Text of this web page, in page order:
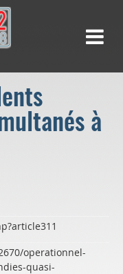
à
operationnel-
quasi-